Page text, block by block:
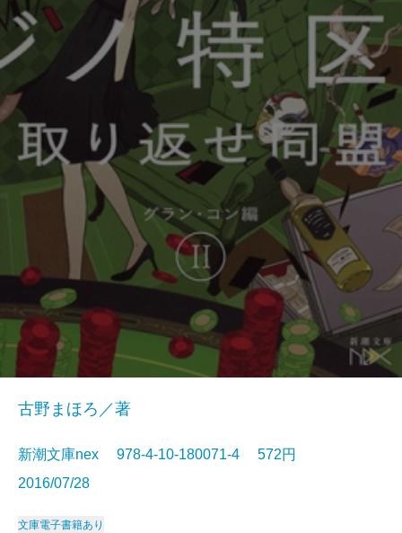
古野まほろ／著
新潮文庫nex 978-4-10-180071-4 572円
2016/07/28
文庫電子書籍あり